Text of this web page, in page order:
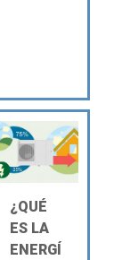
¿QUÉ
ES LA
ENERGÍ